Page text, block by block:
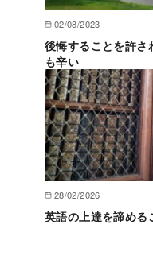
02/08/2023
後悔することを許さ
も辛い
28/02/2026
英語の上達を諦める